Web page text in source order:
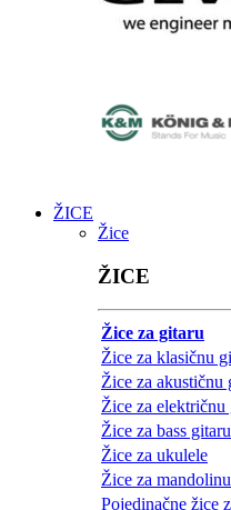
ŽICE
Žice
ŽICE
Žice za gitaru
Žice za klasičnu
Žice za akustičnu
Žice za električnu
Žice za bass gitaru
Žice za ukulele
Žice za mandolinu
Pojedinačne žice